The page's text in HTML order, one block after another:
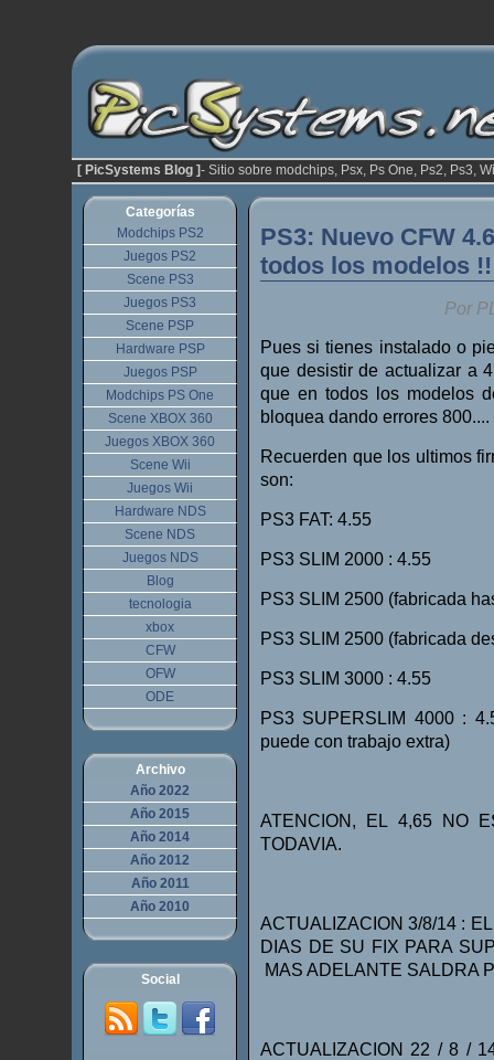
[ PicSystems Blog ]- Sitio sobre modchips, Psx, Ps One, Ps2, Ps3,
PS3: Nuevo CFW
todos los modelos
Por
Pues si tienes instalado o
que desistir de actualizar a
que en todos los modelos
bloquea dando errores 800....
Recuerden que los ultimos
son:
PS3 FAT: 4.55
PS3 SLIM 2000 : 4.55
PS3 SLIM 2500 (fabricada
PS3 SLIM 2500 (fabricada
PS3 SLIM 3000 : 4.55
PS3 SUPERSLIM 4000 :
puede con trabajo extra)
ATENCION, EL 4,65 NO
TODAVIA.
ACTUALIZACION 3/8/14 :
DIAS DE SU FIX PARA
MAS ADELANTE SALDRA
ACTUALIZACION 22 / 8 /
Categorías
Modchips PS2
Juegos PS2
Scene PS3
Juegos PS3
Scene PSP
Hardware PSP
Juegos PSP
Modchips PS One
Scene XBOX 360
Juegos XBOX 360
Scene Wii
Juegos Wii
Hardware NDS
Scene NDS
Juegos NDS
Blog
tecnologia
xbox
CFW
OFW
ODE
Archivo
Año 2022
Año 2015
Año 2014
Año 2012
Año 2011
Año 2010
Social